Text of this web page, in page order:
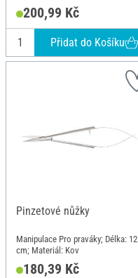
200,99 Kč
Přidat do Košíku
Pinzetové nůžky
Manipulace Pro praváky; Délka: 12
cm; Materiál: Kov
180,39 Kč